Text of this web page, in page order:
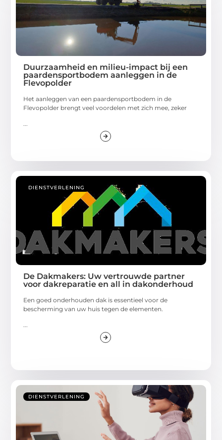
Duurzaamheid en milieu-impact bij een
paardensportbodem aanleggen in de
Flevopolder
Het aanleggen van een paardensportbodem in de
Flevopolder brengt veel voordelen met zich mee, zeker
...
DIENSTVERLENING
De Dakmakers: Uw vertrouwde partner
voor dakreparatie en all in dakonderhoud
Een goed onderhouden dak is essentieel voor de
bescherming van uw huis tegen de elementen.
...
DIENSTVERLENING